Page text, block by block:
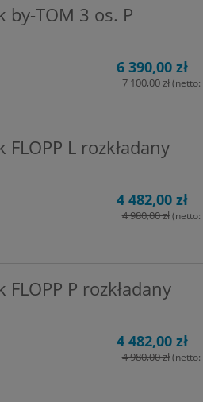
by-TOM 3 os. P
6 390,00 zł
7 100,00 zł (netto:
FLOPP L rozkładany
4 482,00 zł
4 980,00 zł (netto:
FLOPP P rozkładany
4 482,00 zł
4 980,00 zł (netto: